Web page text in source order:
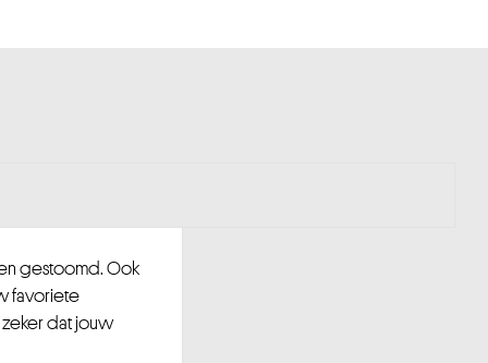
gestoomd. Ook
favoriete
dat jouw